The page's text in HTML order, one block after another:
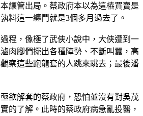
讓管出局。蔡政府本以為這樁買賣是
料這一纏鬥就是3個多月過去了。
程，像極了武俠小說中，大俠遭到一
肉腳們擺出各種陣勢、不斷叫囂，高
察這些跑龍套的人跳來跳去；最後潘
欲解套的蔡政府，恐怕並沒有對吳茂
的了解。此時的蔡政府病急亂投醫，